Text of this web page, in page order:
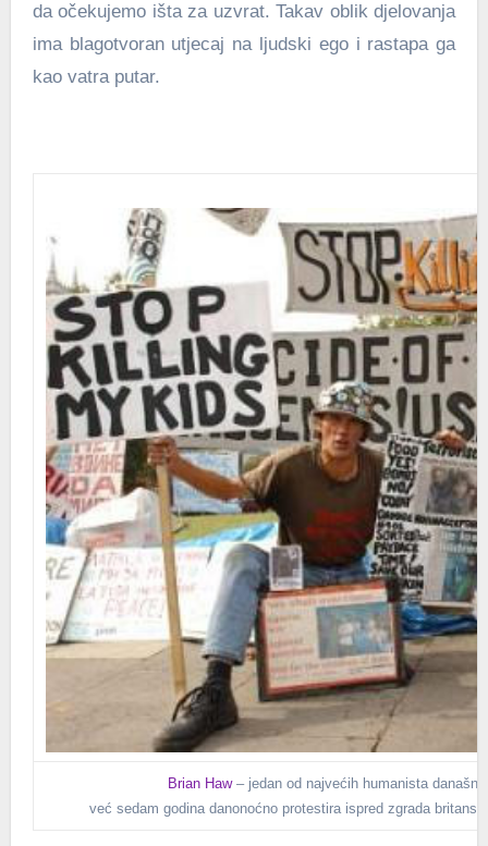
da očekujemo išta za uzvrat. Takav oblik djelovanja
ima blagotvoran utjecaj na ljudski ego i rastapa ga
kao vatra putar.
Brian Haw– jedan od najvećih humanista
već sedam godina danonoćno protestira ispred zgrada